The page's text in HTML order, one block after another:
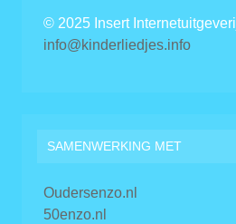
© 2025 Insert
info@kinderliedjes.info
SAMENWERKING MET
Oudersenzo.nl
50enzo.nl